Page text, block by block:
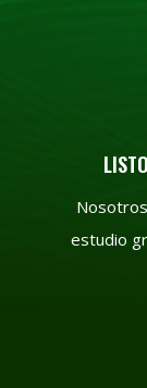
estudio